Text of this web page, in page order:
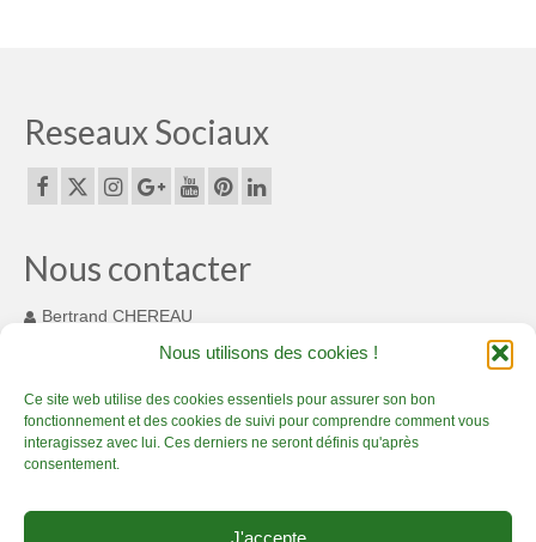
Nous utilisons des cookies !
Ce site web utilise des cookies essentiels pour assurer son bon
fonctionnement et des cookies de suivi pour comprendre comment vous
interagissez avec lui. Ces derniers ne seront définis qu'après
consentement.
J'accepte
Décorations d’Evènements et mariages
Merveilleux luminaires en bambou
Options sur-mesure en bambou
A Propos
Bambou Créations certifié Qualiopi : gage de
qualité
Actualité Bambou Créations
Reseaux Sociaux
Nous contacter
Bertrand CHEREAU
131 Chemin des Cousinets
+33(0) 7 82 55 93 33
contact@bamboucreations.com